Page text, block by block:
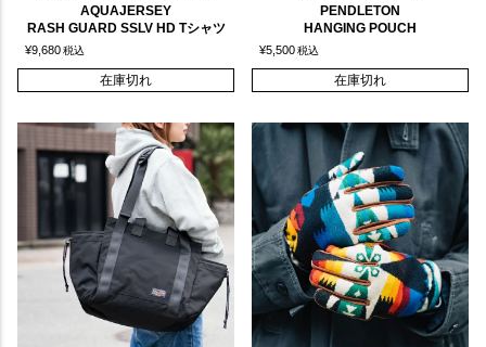
AQUAJERSEY
RASH GUARD SSLV HD Tシャツ
¥9,680税込
在庫切れ
PENDLETON
HANGING POUCH
¥5,500税込
在庫切れ